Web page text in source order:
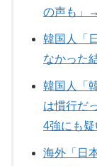
の声も」
韓国人「
なかった
韓国人「
は慣行だ
4強にも
海外「日